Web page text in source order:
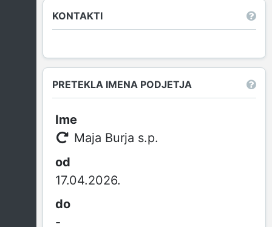
KONTAKTI
PRETEKLA IMENA PODJETJA
Maja Burja s.p.
17.04.2026.
-